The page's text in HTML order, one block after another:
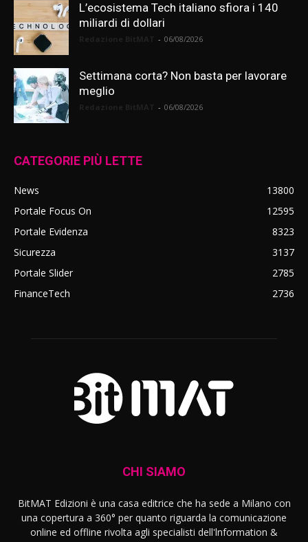
L’ecosistema Tech italiano sfiora i 140
miliardi di dollari
- 06/08/2026
Settimana corta? Non basta per lavorare
meglio
- 06/08/2026
CATEGORIE PIÙ LETTE
News
13800
Portale Focus On
12595
Portale Evidenza
8323
Sicurezza
3137
Portale Slider
2785
FinanceTech
2736
CHI SIAMO
BitMAT Edizioni è una casa editrice che ha sede a Milano con
una copertura a 360° per quanto riguarda la comunicazione
online ed offline rivolta agli specialisti dell'lnformation &